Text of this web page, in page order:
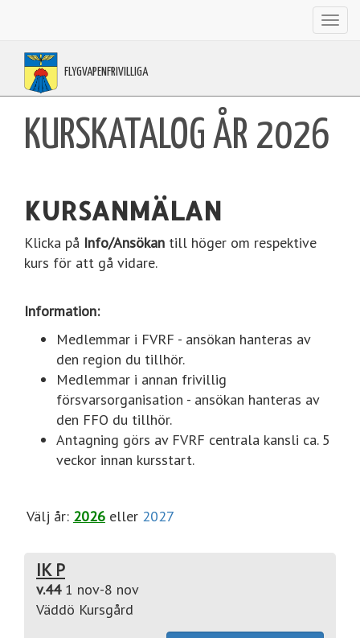
FLYGVAPENFRIVILLIGA
KURSKATALOG ÅR 2026
KURSANMÄLAN
Klicka på Info/Ansökan till höger om respektive
kurs för att gå vidare.
Information:
Medlemmar i FVRF - ansökan hanteras av
den region du tillhör.
Medlemmar i annan frivillig
försvarsorganisation - ansökan hanteras av
den FFO du tillhör.
Antagning görs av FVRF centrala kansli ca. 5
veckor innan kursstart.
Välj år: 2026 eller 2027
IK P
v.441 nov-8 nov
Väddö Kursgård